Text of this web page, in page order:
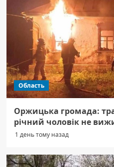
Область
Оржицька громада:
річний чоловік не
1 день тому назад